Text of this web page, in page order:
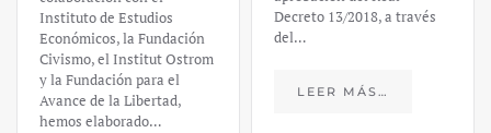
Instituto de Estudios
Económicos, la Fundación
Civismo, el Institut Ostrom
y la Fundación para el
Avance de la Libertad,
hemos elaborado…
Decreto 13/2018, a través
del…
LEER MÁS…